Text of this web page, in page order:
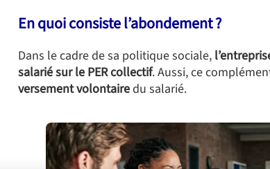
En quoi consiste l’abondement ?
Dans le cadre de sa politique sociale,
salarié sur le PER collectif. Aussi, ce
versement volontaire du salarié.